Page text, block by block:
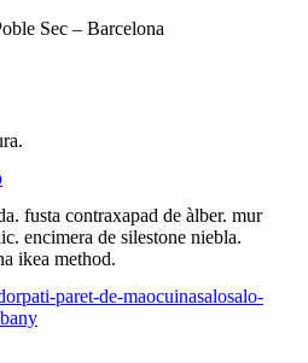
Sec – Barcelona
fusta contraxapad de àlber. mur
encimera de silestone niebla.
ikea method.
pati-paret-de-maocuinasalosalo-
bany